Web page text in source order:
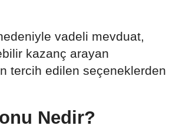
vadeli mevduat,
kazanç arayan
tercih edilen seçeneklerden
Nedir?